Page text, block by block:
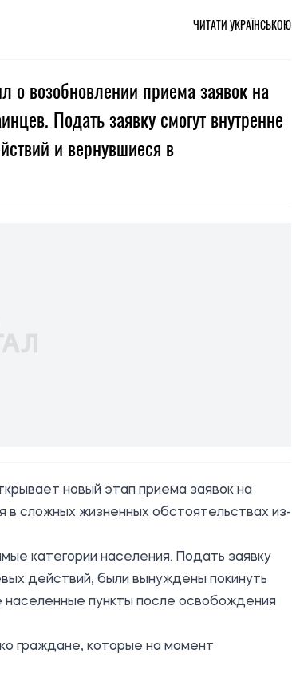
ЧИТАТИ УКРАЇНСЬКОЮ
о возобновлении приема заявок на
Подать заявку смогут внутренне
и вернувшиеся в
новый этап приема заявок на
сложных жизненных обстоятельствах из-
категории населения. Подать заявку
действий, были вынуждены покинуть
населенные пункты после освобождения
граждане, которые на момент